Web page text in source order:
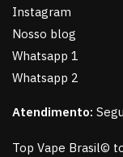
Instagram
Nosso blog
Whatsapp 1
Whatsapp 2
Atendimento:
Top Vape Brasil©